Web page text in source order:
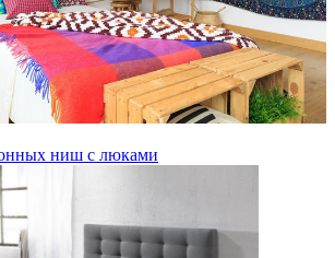
ниш с люками